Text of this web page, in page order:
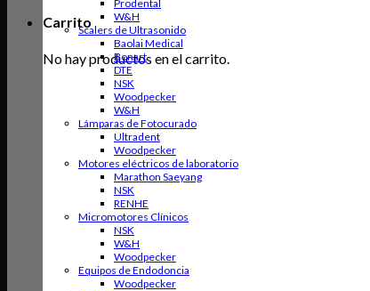
Carrito
No hay productos en el carrito.
Prodental
W&H
Scalers de Ultrasonido
Baolai Medical
Bonart
DTE
NSK
Woodpecker
W&H
Lámparas de Fotocurado
Ultradent
Woodpecker
Motores eléctricos de laboratorio
Marathon Saeyang
NSK
RENHE
Micromotores Clínicos
NSK
W&H
Woodpecker
Equipos de Endodoncia
Woodpecker